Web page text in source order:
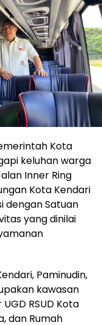
Kota
keluhan warga
Inner Ring
Kota Kendari
dengan Satuan
yang dinilai
Paminudin,
kawasan
RSUD Kota
dan Rumah